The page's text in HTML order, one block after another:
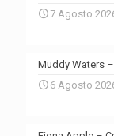
7 Agosto
Muddy Waters
6 Agosto